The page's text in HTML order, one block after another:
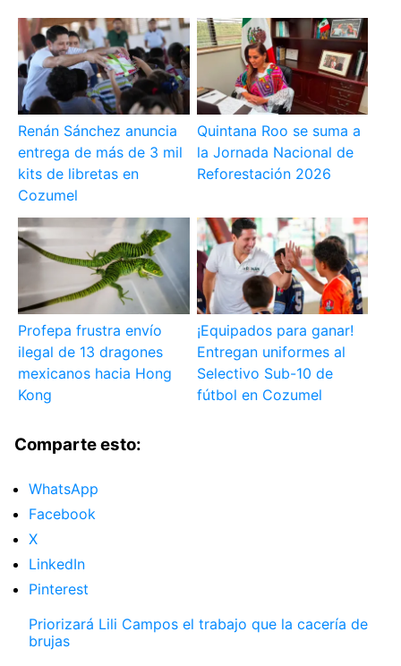
Renán Sánchez anuncia
entrega de más de 3 mil
kits de libretas en
Cozumel
Quintana Roo se suma a
la Jornada Nacional de
Reforestación 2026
Profepa frustra envío
ilegal de 13 dragones
mexicanos hacia Hong
Kong
¡Equipados para ganar!
Entregan uniformes al
Selectivo Sub-10 de
fútbol en Cozumel
Comparte esto:
WhatsApp
Facebook
X
LinkedIn
Pinterest
Priorizará Lili Campos el trabajo que la cacería de
brujas